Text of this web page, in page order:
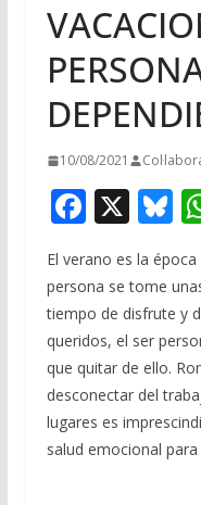
10/08/2021
F
e
b
o
o
k
X
e
y
El verano es la
persona se tome
tiempo de disfrute y
queridos, el ser
que quitar de ello.
desconectar del
lugares es
salud emocional